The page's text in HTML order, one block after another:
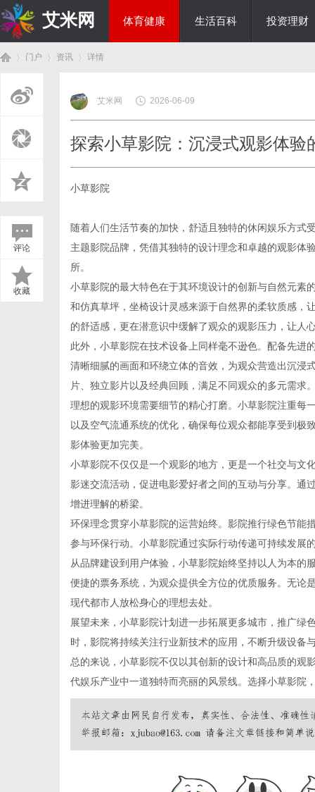
艾米网 体育健康 生活百科 投资理财
门户 资讯
›
详情
评论
收藏
艾米网 2026-06-09
探索小草影院：沉浸式观影体验
小草影院
随着人们生活节奏的加快，舒适且独特的休闲娱乐方式
主题影院品牌，凭借其独特的设计理念和卓越的观影体
所。
小草影院的最大特色在于其环境设计的创新与自然元素
和仿真草坪，坐椅设计灵感来源于自然界的柔软质感，
的舒适感，更在潜意识中缓解了观众的观影压力，让人
此外，小草影院在技术设备上同样毫不逊色。配备先进
清晰细腻的画面和环绕立体的音效，为观众营造出沉浸
片、独立影片以及经典回顾，满足不同观众的多元需求
理想的观影环境需要细节的精心打磨。小草影院注重每
以及空气流通系统的优化，确保每位观众都能享受到极
影体验更加完美。
小草影院不仅仅是一个观影的地方，更是一个社交与文
影迷交流活动，促进电影爱好者之间的互动与分享。通
增进理解的桥梁。
环保理念贯穿小草影院的运营始终。影院推行绿色节能
参与环保行动。小草影院通过实际行动传递可持续发展
从品牌建设到用户体验，小草影院始终坚持以人为本的
便捷的票务系统，为观众提供全方位的优质服务。无论
现代都市人放松身心的理想去处。
展望未来，小草影院计划进一步拓展更多城市，推广绿
时，影院将持续关注行业新技术的应用，不断升级设备
总的来说，小草影院不仅以其创新的设计和高品质的观
代娱乐产业中一道独特而亮丽的风景线。选择小草影院